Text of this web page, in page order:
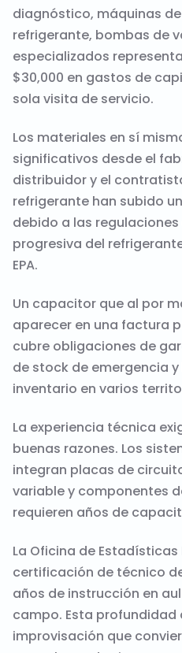
diagnóstico, máquinas
refrigerante, bombas de
especializados
$30,000 en gastos de
sola visita de servicio.
Los materiales en sí
significativos desde el
distribuidor y el
refrigerante han subido
debido a las
progresiva del
EPA.
Un capacitor que al por
aparecer en una factura
cubre obligaciones de
de stock de emergencia
inventario en varios
La experiencia técnica
buenas razones. Los
integran placas de
variable y componentes
requieren años de
La Oficina de
certificación de técnico
años de instrucción en
campo. Esta
improvisación que